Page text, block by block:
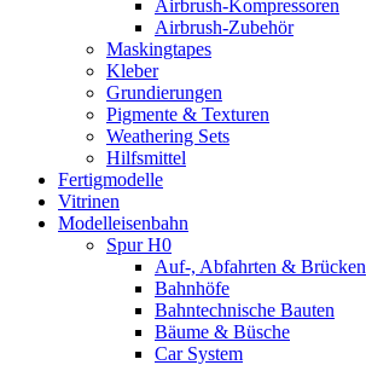
Airbrush-Kompressoren
Airbrush-Zubehör
Maskingtapes
Kleber
Grundierungen
Pigmente & Texturen
Weathering Sets
Hilfsmittel
Fertigmodelle
Vitrinen
Modelleisenbahn
Spur H0
Auf-, Abfahrten & Brücken
Bahnhöfe
Bahntechnische Bauten
Bäume & Büsche
Car System